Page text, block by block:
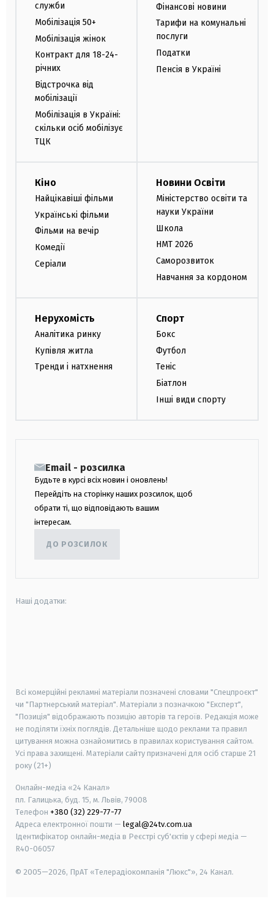
служби
Мобілізація 50+
Мобілізація жінок
Контракт для 18-24-
річних
Відстрочка від
мобілізації
Мобілізація в Україні:
скільки осіб мобілізує
ТЦК
Фінансові новини
Тарифи на комунальні
послуги
Податки
Пенсія в Україні
Кіно
Найцікавіші фільми
Українські фільми
Фільми на вечір
Комедії
Серіали
Новини Освіти
Міністерство освіти та
науки України
Школа
НМТ 2026
Саморозвиток
Навчання за кордоном
Нерухомість
Аналітика ринку
Купівля житла
Тренди і натхнення
Спорт
Бокс
Футбол
Теніс
Біатлон
Інші види спорту
Email - розсилка
Будьте в курсі всіх новин і оновлень!
Перейдіть на сторінку наших розсилок, щоб
обрати ті, що відповідають вашим
інтересам.
ДО РОЗСИЛОК
Наші додатки:
Всі комерційні рекламні матеріали позначені словами "Спецпроєкт"
чи "Партнерський матеріал". Матеріали з позначкою "Експерт",
"Позиція" відображають позицію авторів та героїв. Редакція може
не поділяти їхніх поглядів. Детальніше щодо реклами та правил
цитування можна ознайомитись в правилах користування сайтом.
Усі права захищені. Матеріали сайту призначені для осіб старше 21
року (21+)
Онлайн-медіа «24 Канал»
пл. Галицька, буд. 15, м. Львів, 79008
Телефон +380 (32) 229-77-77
Адреса електронної пошти — legal@24tv.com.ua
Ідентифікатор онлайн-медіа в Реєстрі суб'єктів у сфері медіа —
R40-06057
© 2005—2026, ПрАТ «Телерадіокомпанія "Люкс"», 24 Канал.